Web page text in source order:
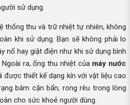
sử dụng.
thống thu và trữ nhiệt tự nhiên, không
khi sử dụng. Bạn sẽ không phải lo
nổ hay giật điện như khi sử dụng bình
ra, ống thu nhiệt của máy nước
được thiết kế dạng kín với vật liệu cao
bám cặn bẩn, rong rêu trong lòng
cho sức khoẻ người dùng.